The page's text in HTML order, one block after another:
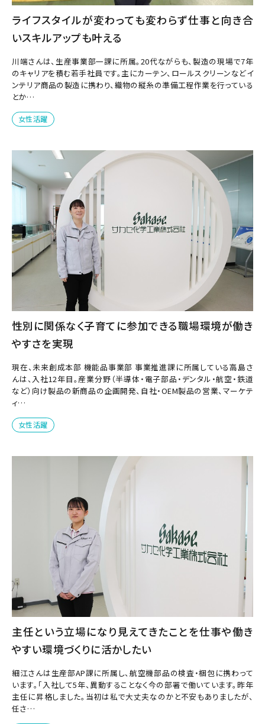
ライフスタイルが変わっても変わらず仕事と向き合
いスキルアップも叶える
川端さんは、生産事業部一課に所属。20代ながらも、製造の現場で7年
のキャリアを積む若手社員です。主にカーテン、ロールスクリーンなどイ
ンテリア商品の製造に携わり、織物の縦糸の準備工程作業を行っている
とか…
女性活躍
性別に関係なく子育てに参加できる職場環境が働き
やすさを実現
現在、未来創成本部 機能品事業部 事業推進課に所属している高島さ
んは、入社12年目。産業分野（半導体・電子部品・デンタル・航空・鉄道
など）向け製品の新商品の企画開発、自社・OEM製品の営業、マーケテ
ィ…
女性活躍
主任という立場になり見えてきたことを仕事や働き
やすい環境づくりに活かしたい
細江さんは生産部AP課に所属し、航空機部品の検査・梱包に携わって
います。「入社して5年、異動することなく今の部署で働いています。昨年
主任に昇格しました。当初は私で大丈夫なのかと不安もありましたが、
任さ…